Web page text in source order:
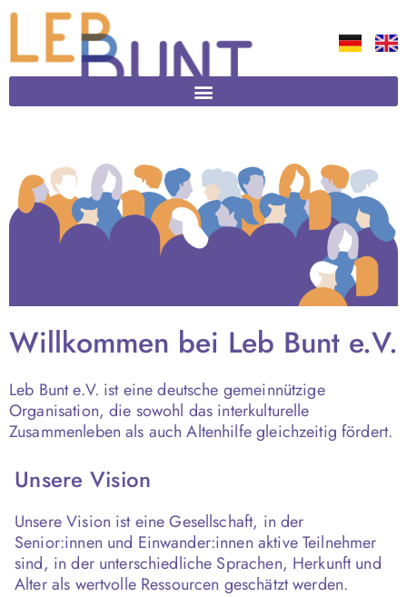
Willkommen bei Leb Bunt e.V.
Leb Bunt e.V. ist eine deutsche gemeinnützige
Organisation, die sowohl das interkulturelle
Zusammenleben als auch Altenhilfe gleichzeitig fördert.
Unsere Vision
Unsere Vision ist eine Gesellschaft, in der
Senior:innen und Einwander:innen aktive Teilnehmer
sind, in der unterschiedliche Sprachen, Herkunft und
Alter als wertvolle Ressourcen geschätzt werden.